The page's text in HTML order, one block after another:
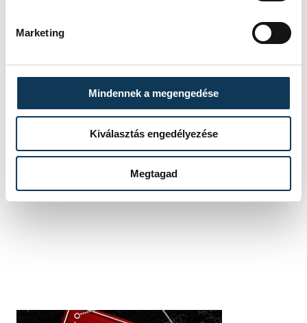
Marketing
Mindennek a megengedése
Kiválasztás engedélyezése
Megtagad